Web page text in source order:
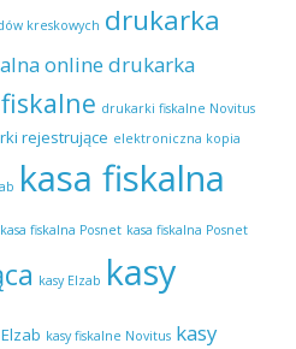
kreskowych drukarka
online drukarka
drukarki fiskalne Novitus
rejestrujące elektroniczna kopia
kasa fiskalna
kasa fiskalna Posnet kasa fiskalna Posnet
kasy Elzab kasy
kasy fiskalne Novitus kasy